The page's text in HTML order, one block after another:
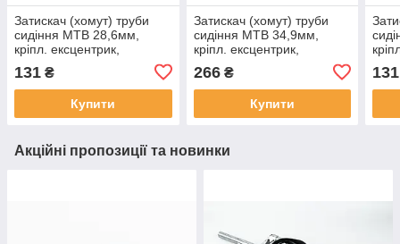
Затискач (хомут) труби
сидіння MTB 28,6мм,
кріпл. ексцентрик,
алюмінієвий, чорний, YT-
411989
131 ₴
Купити
Затискач (хомут) труби
сидіння MTB 34,9мм,
кріпл. ексцентрик,
алюмінієвий, чорний AT-
109, ВЕЛОЗАПЧАСТИНИ,
SV-406869
266₴
Купити
131
Акційні пропозиції та новинки